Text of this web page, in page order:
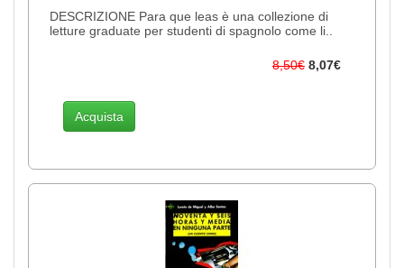
DESCRIZIONE Para que leas è una collezione di
letture graduate per studenti di spagnolo come li..
8,50€ 8,07€
Acquista